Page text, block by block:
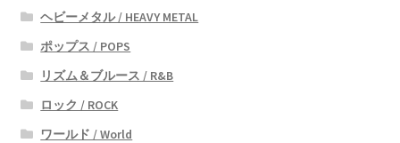
ヘビーメタル / HEAVY METAL
ポップス / POPS
リズム＆ブルース / R&B
ロック / ROCK
ワールド / World